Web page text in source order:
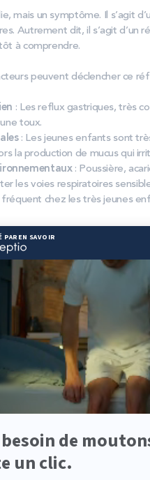
mais un symptôme. Il s’agit
Autrement dit, il s’agit d’un
à comprendre.
peuvent déclencher ce
: Les reflux gastriques, très
toux.
: Les jeunes enfants sont
la production de mucus qui
: Poussière,
les voies respiratoires
fréquent chez les très jeunes
quand votre bébé est
une infection virale des voies
trop sec
peut
différents types
des voies respiratoires
l’asthme chronique mal
à s'intensifier lorsque
infection des voies